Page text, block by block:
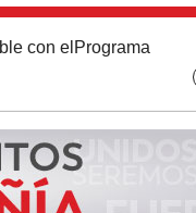
con el Programa